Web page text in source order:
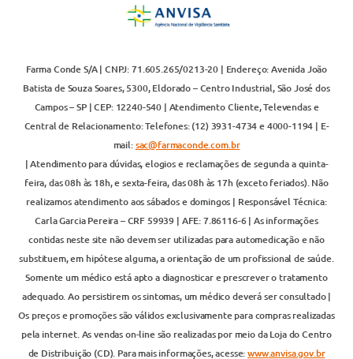
Farma Conde S/A | CNPJ: 71.605.265/0213-20 | Endereço: Avenida João
Batista de Souza Soares, 5300, Eldorado – Centro Industrial, São José dos
Campos – SP | CEP: 12240-540 | Atendimento Cliente, Televendas e
Central de Relacionamento: Telefones: (12) 3931-4734 e 4000-1194 | E-
mail:sac@farmaconde.com.br
| Atendimento para dúvidas, elogios e reclamações de segunda a quinta-
feira, das 08h às 18h, e sexta-feira, das 08h às 17h (exceto feriados). Não
realizamos atendimento aos sábados e domingos | Responsável Técnica:
Carla Garcia Pereira – CRF 59939 | AFE: 7.86116-6 | As informações
contidas neste site não devem ser utilizadas para automedicação e não
substituem, em hipótese alguma, a orientação de um profissional de saúde.
Somente um médico está apto a diagnosticar e prescrever o tratamento
adequado. Ao persistirem os sintomas, um médico deverá ser consultado |
Os preços e promoções são válidos exclusivamente para compras realizadas
pela internet. As vendas on-line são realizadas por meio da Loja do Centro
de Distribuição (CD). Para mais informações, acesse:www.anvisa.gov.br